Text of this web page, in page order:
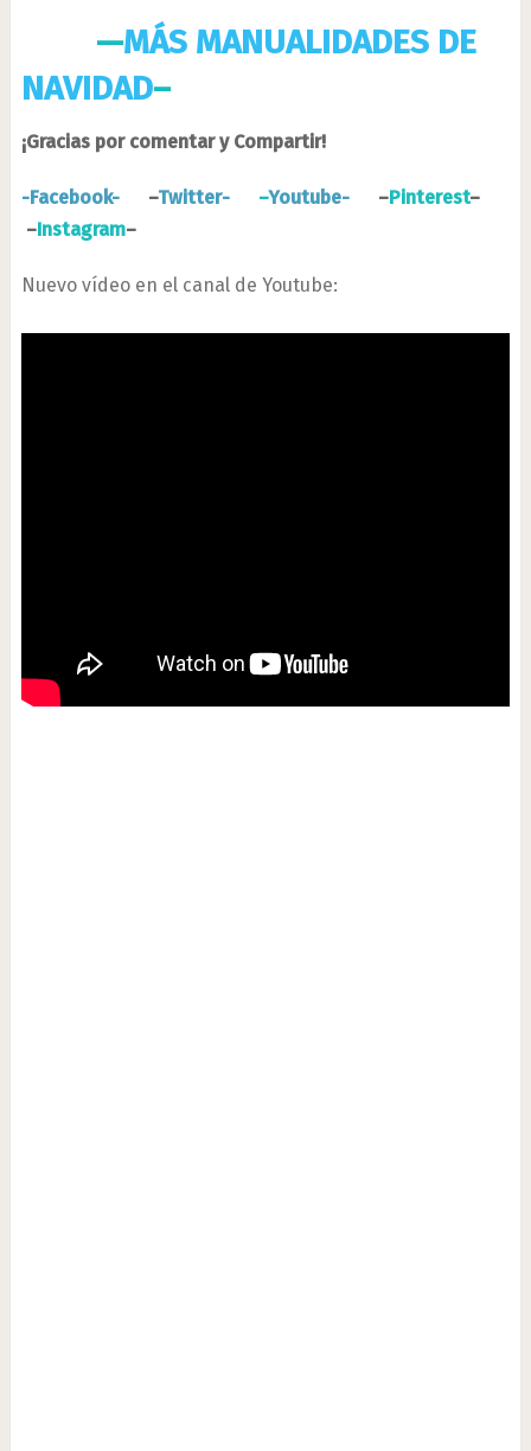
—MÁS MANUALIDADES DE
NAVIDAD–
¡Gracias por comentar y Compartir!
-Facebook-–Twitter- –Youtube-–Pinterest–
–Instagram–
Nuevo vídeo en el canal de Youtube: